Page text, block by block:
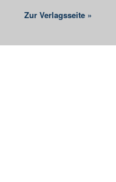
Zur Verlagsseite »